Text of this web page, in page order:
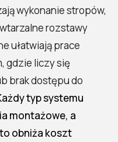
wykonanie stropów,
rozstawy
ułatwiają prace
gdzie liczy się
brak dostępu do
typ systemu
montażowe, a
obniża koszt